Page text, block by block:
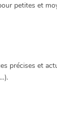
petites et
précises et